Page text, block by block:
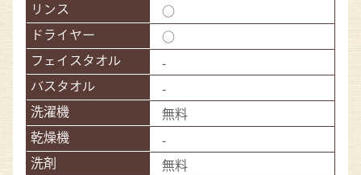
○
○
-
-
無料
-
無料